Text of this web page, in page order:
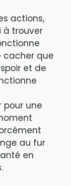
actions,
à trouver
cacher que
et de
une
au fur
en